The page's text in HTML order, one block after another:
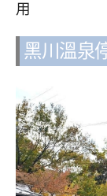
用
黑川溫泉